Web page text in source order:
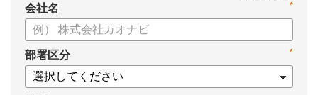
【資料セット内容】
・超入門タレントマネジメント
・タレントマネジメントシステムの選び方
・タレントマネジメントシステム「カオナビ」の説明資料
*
会社名
*
部署区分